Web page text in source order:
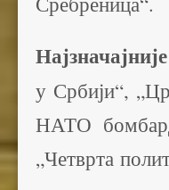
у Србији“,
НАТО
„Четврта